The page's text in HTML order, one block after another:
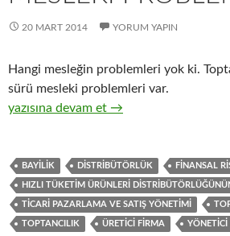
20 MART 2014 YORUM YAPIN
Hangi mesleğin problemleri yok ki.
sürü mesleki problemleri var.
10-Hızlı tüketim ürünleri ( FMCG )
yazısına devam et →
BAYILIK DISTRIBÜTÖRLÜK FINANSAL
HIZLI TÜKETIM ÜRÜNLERI
TICARI PAZARLAMA VE SATIŞ YÖNETIMI
TOPTANCILIK ÜRETICI FIRMA YÖNETICI